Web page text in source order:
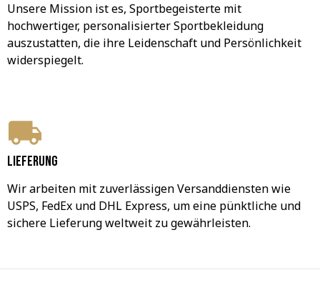
Unsere Mission ist es, Sportbegeisterte mit
hochwertiger, personalisierter Sportbekleidung
auszustatten, die ihre Leidenschaft und Persönlichkeit
widerspiegelt.
Lieferung
Wir arbeiten mit zuverlässigen Versanddiensten wie
USPS, FedEx und DHL Express, um eine pünktliche und
sichere Lieferung weltweit zu gewährleisten.